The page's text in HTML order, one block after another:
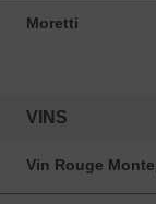
Moretti
VINS
Vin Rouge